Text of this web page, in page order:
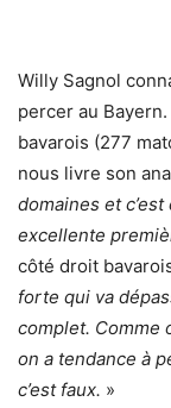
Willy Sagnol
percer au
bavarois (277
nous livre son
domaines et
excellente
côté droit
forte qui va
complet. Comme
on a tendance à
c’est faux. »